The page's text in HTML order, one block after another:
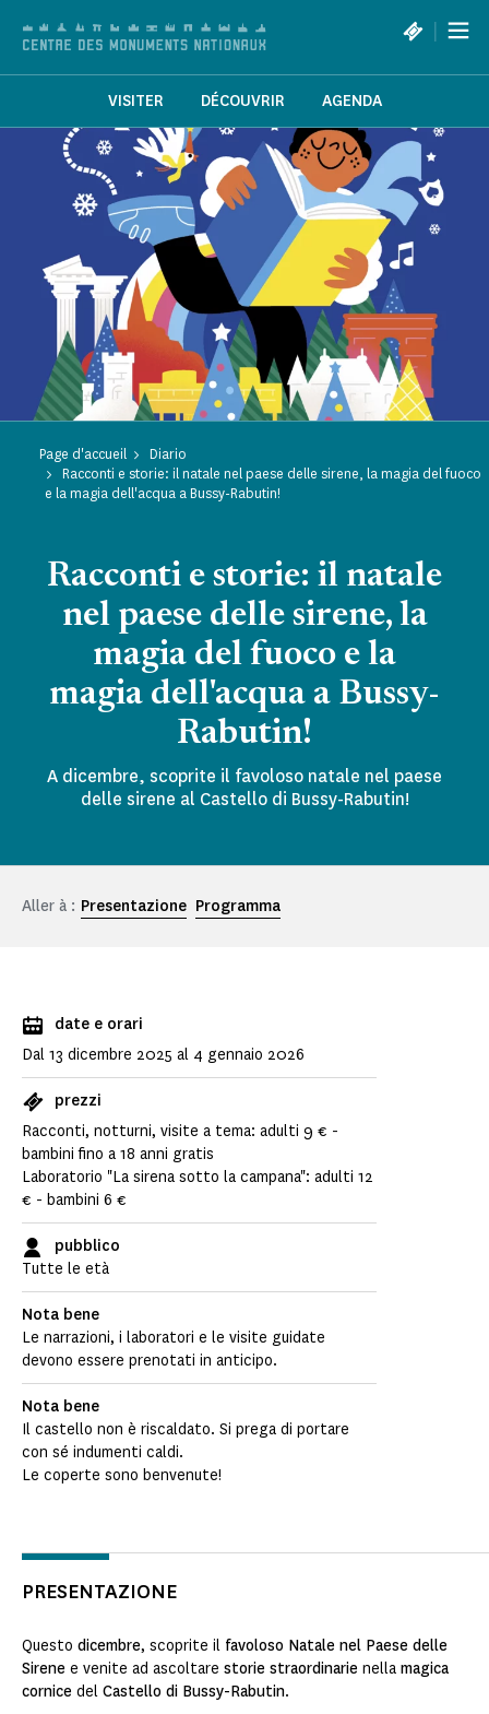
|
VISITER DÉCOUVRIR AGENDA
Page d'accueil
Diario
Racconti e storie: il natale nel paese delle sirene, la magia del fuoco
e la magia dell'acqua a Bussy-Rabutin!
Racconti e storie: il natale
nel paese delle sirene, la
magia del fuoco e la
magia dell'acqua a Bussy-
Rabutin!
A dicembre, scoprite il favoloso natale nel paese
delle sirene al Castello di Bussy-Rabutin!
Aller à : Presentazione Programma
date e orari
Dal 13 dicembre 2025 al 4 gennaio 2026
prezzi
Racconti, notturni, visite a tema: adulti 9 € -
bambini fino a 18 anni gratis
Laboratorio "La sirena sotto la campana": adulti 12
€ - bambini 6 €
pubblico
Tutte le età
Nota bene
Le narrazioni, i laboratori e le visite guidate
devono essere prenotati in anticipo.
Nota bene
Il castello non è riscaldato. Si prega di portare
con sé indumenti caldi.
Le coperte sono benvenute!
PRESENTAZIONE
Questo dicembre, scoprite il favoloso Natale nel Paese delle
Sirene e venite ad ascoltare storie straordinarie nella magica
cornice del Castello di Bussy-Rabutin.